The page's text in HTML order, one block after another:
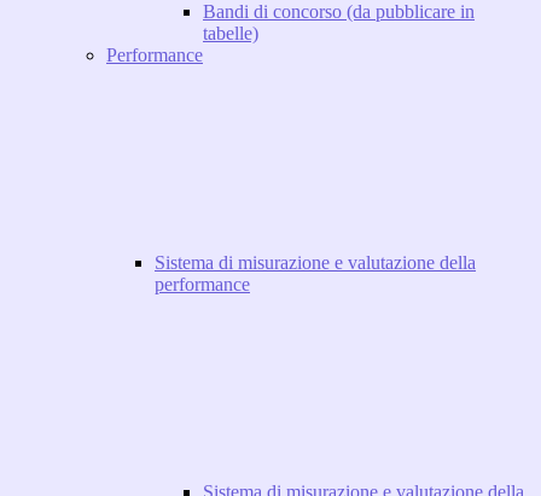
Bandi di concorso (da pubblicare in
tabelle)
Performance
Sistema di misurazione e valutazione della
performance